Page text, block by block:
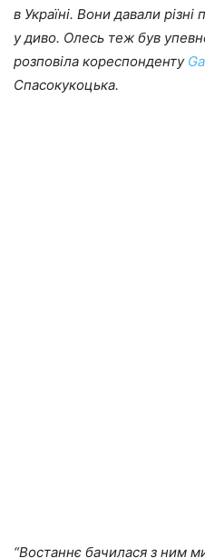
в Україні. Вони давали
у диво. Олесь теж був
розповіла кореспонденту
Спасокукоцька.
“Востаннє бачилася з ним